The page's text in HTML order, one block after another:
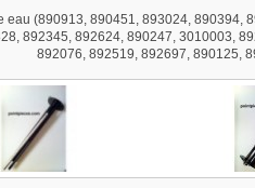
eau (890913, 890451, 893024, 890394,
892345, 892624, 890247, 3010003,
892076, 892519, 892697, 890125,